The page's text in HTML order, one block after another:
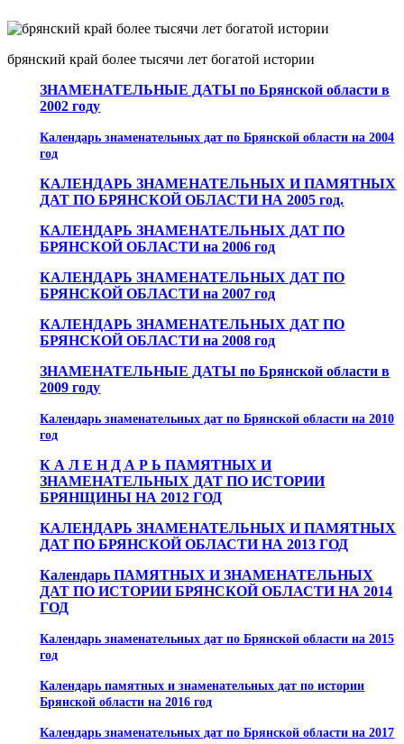
брянский край более тысячи лет богатой истории
ЗНАМЕНАТЕЛЬНЫЕ ДАТЫ по Брянской области в
2002 году
Календарь знаменательных дат по Брянской области на 2004
год
КАЛЕНДАРЬ ЗНАМЕНАТЕЛЬНЫХ И ПАМЯТНЫХ
ДАТ ПО БРЯНСКОЙ ОБЛАСТИ НА 2005 год.
КАЛЕНДАРЬ ЗНАМЕНАТЕЛЬНЫХ ДАТ ПО
БРЯНСКОЙ ОБЛАСТИ на 2006 год
КАЛЕНДАРЬ ЗНАМЕНАТЕЛЬНЫХ ДАТ ПО
БРЯНСКОЙ ОБЛАСТИ на 2007 год
КАЛЕНДАРЬ ЗНАМЕНАТЕЛЬНЫХ ДАТ ПО
БРЯНСКОЙ ОБЛАСТИ на 2008 год
ЗНАМЕНАТЕЛЬНЫЕ ДАТЫ по Брянской области в
2009 году
Календарь знаменательных дат по Брянской области на 2010
год
К А Л Е Н Д А Р Ь ПАМЯТНЫХ И
ЗНАМЕНАТЕЛЬНЫХ ДАТ ПО ИСТОРИИ
БРЯНЩИНЫ НА 2012 ГОД
КАЛЕНДАРЬ ЗНАМЕНАТЕЛЬНЫХ И ПАМЯТНЫХ
ДАТ ПО БРЯНСКОЙ ОБЛАСТИ НА 2013 ГОД
Календарь ПАМЯТНЫХ И ЗНАМЕНАТЕЛЬНЫХ
ДАТ ПО ИСТОРИИ БРЯНСКОЙ ОБЛАСТИ НА 2014
ГОД
Календарь знаменательных дат по Брянской области на 2015
год
Календарь памятных и знаменательных дат по истории
Брянской области на 2016 год
Календарь знаменательных дат по Брянской области на 2017